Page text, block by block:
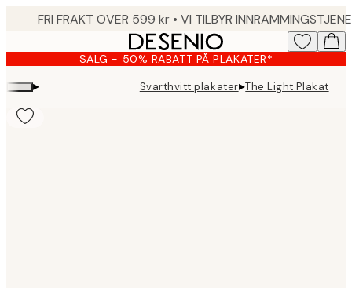
content.
SALG - 50% RABATT PÅ PLAKATER*
▸ Svarthvitt plakater▸The Light Plakat